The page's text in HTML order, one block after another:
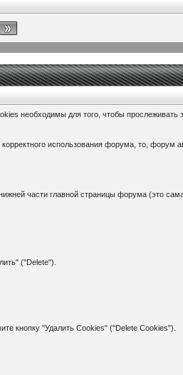
необходимы для того, чтобы
использования форума, то,
части главной страницы форума (это
("Delete").
кнопку "Удалить Cookies" ("Delete Cookies").